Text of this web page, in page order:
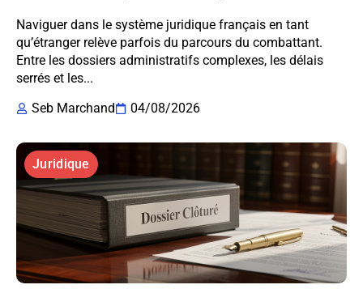
Naviguer dans le système juridique français en tant
qu’étranger relève parfois du parcours du combattant.
Entre les dossiers administratifs complexes, les délais
serrés et les...
Seb Marchand
04/08/2026
Juridique